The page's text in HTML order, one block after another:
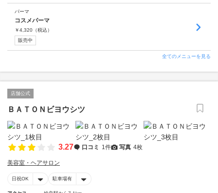
パーマ
コスメパーマ
￥4,320 （税込）
販売中
全てのメニューを見る
店舗公式
ＢＡＴＯＮビヨウシツ
3.27 口コミ 1件 写真 4枚
美容室・ヘアサロン
日祝OK 駐車場有